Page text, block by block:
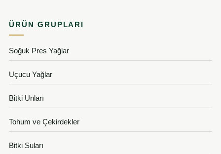
ÜRÜN GRUPLARI
Soğuk Pres Yağlar
Uçucu Yağlar
Bitki Unları
Tohum ve Çekirdekler
Bitki Suları